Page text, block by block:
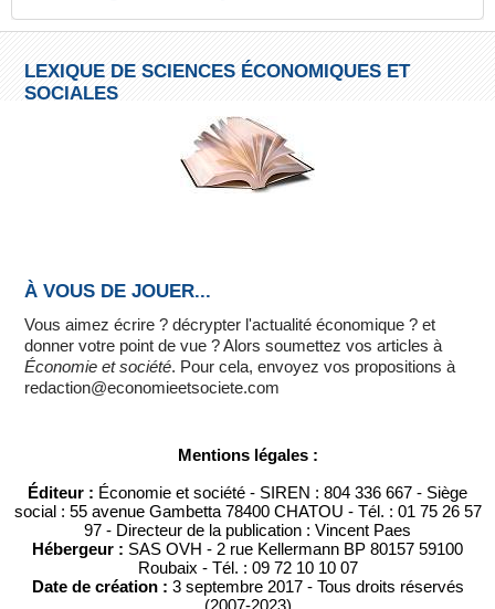
LEXIQUE DE SCIENCES ÉCONOMIQUES ET
SOCIALES
À VOUS DE JOUER...
Vous aimez écrire ? décrypter l'actualité économique ? et
donner votre point de vue ? Alors soumettez vos articles à
Économie et société. Pour cela, envoyez vos propositions à
redaction@economieetsociete.com
Mentions légales :
Éditeur : Économie et société - SIREN : 804 336 667 - Siège
social : 55 avenue Gambetta 78400 CHATOU - Tél. : 01 75 26 57
97 - Directeur de la publication : Vincent Paes
Hébergeur : SAS OVH - 2 rue Kellermann BP 80157 59100
Roubaix - Tél. : 09 72 10 10 07
Date de création : 3 septembre 2017 - Tous droits réservés
(2007-2023)